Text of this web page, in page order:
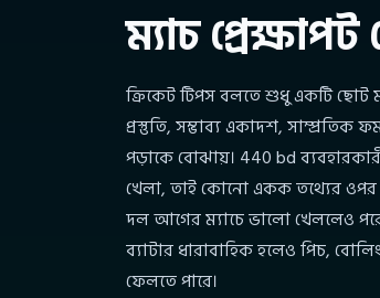
ম্যাচ
ক্রিকেট টিপস বলতে শুধু একটি ছোট
প্রস্তুতি, সম্ভাব্য একাদশ,
পড়াকে বোঝায়। 440 bd
খেলা, তাই কোনো একক তথ্যের ওপর
দল আগের ম্যাচে ভালো খেললেও
ব্যাটার ধারাবাহিক হলেও পিচ,
ফেলতে পারে।